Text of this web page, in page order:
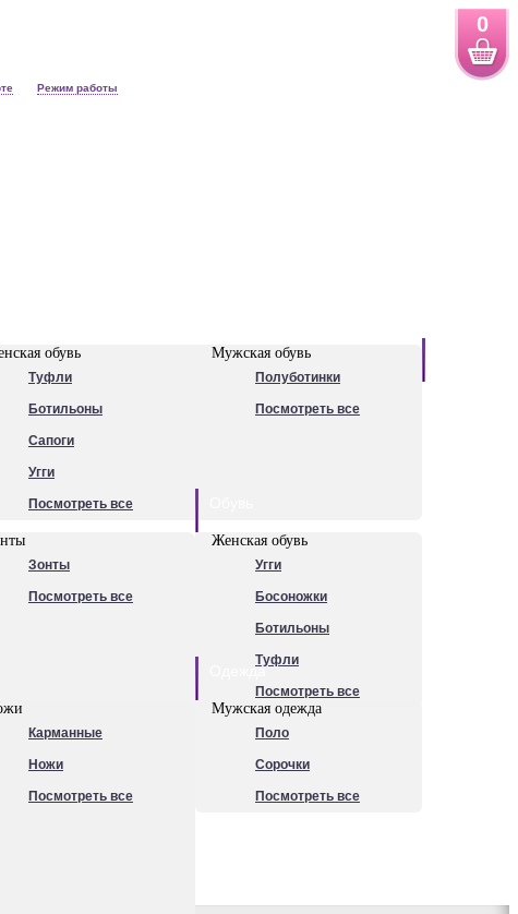
0
Режим работы
обувь
Туфли
Ботильоны
Сапоги
Угги
Посмотреть все
Мужская обувь
Полуботинки
Посмотреть все
Зонты
Посмотреть все
Женская обувь
Угги
Босоножки
Ботильоны
Туфли
Посмотреть все
Карманные
Ножи
Посмотреть все
Одежда
Мужская одежда
Поло
Сорочки
Посмотреть все